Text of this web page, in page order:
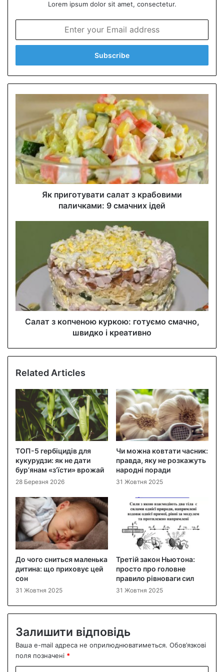
Lorem ipsum dolor sit amet, consectetur.
t
r
y
m
a
i
l
a
Як приготувати салат з крабовими
паличками: 9 смачних ідей
Салат з копченою куркою: готуємо смачно,
швидко і креативно
Related Articles
ТОП-5 гербіцидів для
кукурудзи: як не дати
бур’янам «з’їсти» врожай
28 Березня 2026
Чи можна ковтати часник:
правда, яку не розкажуть
народні поради
31 Жовтня 2025
До чого сниться маленька
дитина: що приховує цей
сон
31 Жовтня 2025
Третій закон Ньютона:
просто про головне
правило рівноваги сил
31 Жовтня 2025
Залишити відповідь
Ваша e-mail адреса не оприлюднюватиметься. Обов’язкові
поля позначені *